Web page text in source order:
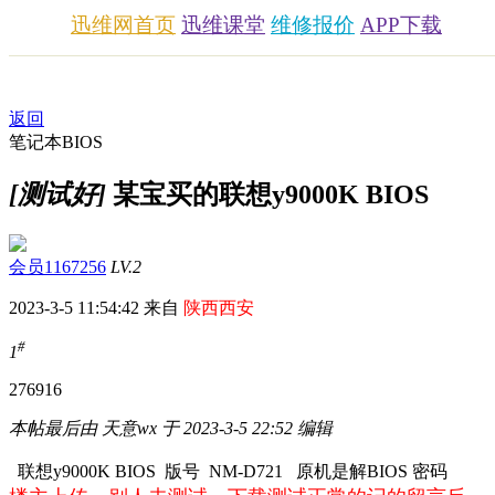
迅维网首页 迅维课堂 维修报价 APP下载
返回
笔记本BIOS
[测试好] 某宝买的联想y9000K BIOS
会员1167256 LV.2
2023-3-5 11:54:42 来自 陕西西安
1#
276916
本帖最后由 天意wx 于 2023-3-5 22:52 编辑
联想y9000K BIOS 版号 NM-D721 原机是解BIOS 密码